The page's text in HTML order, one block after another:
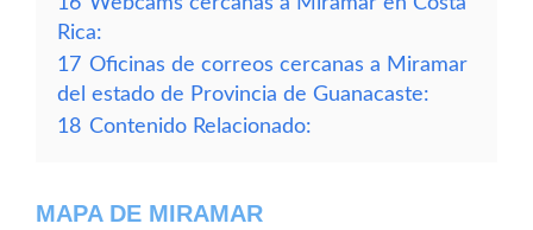
Rica:
17 Oficinas de correos cercanas a Miramar
del estado de Provincia de Guanacaste:
18 Contenido Relacionado:
MAPA DE MIRAMAR